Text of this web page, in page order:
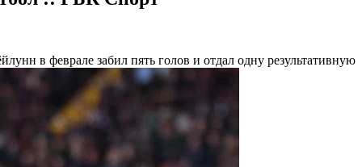
в феврале забил пять голов и отдал одну результативную